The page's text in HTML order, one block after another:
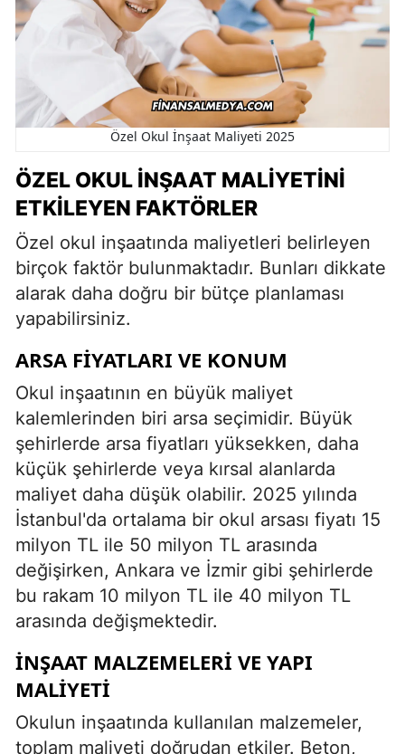
Özel Okul İnşaat Maliyeti 2025
ÖZEL OKUL İNŞAAT MALIYETINI
ETKILEYEN FAKTÖRLER
Özel okul inşaatında maliyetleri belirleyen
birçok faktör bulunmaktadır. Bunları dikkate
alarak daha doğru bir bütçe planlaması
yapabilirsiniz.
ARSA FIYATLARI VE KONUM
Okul inşaatının en büyük maliyet
kalemlerinden biri arsa seçimidir. Büyük
şehirlerde arsa fiyatları yüksekken, daha
küçük şehirlerde veya kırsal alanlarda
maliyet daha düşük olabilir. 2025 yılında
İstanbul'da ortalama bir okul arsası fiyatı 15
milyon TL ile 50 milyon TL arasında
değişirken, Ankara ve İzmir gibi şehirlerde
bu rakam 10 milyon TL ile 40 milyon TL
arasında değişmektedir.
İNŞAAT MALZEMELERI VE YAPI
MALIYETI
Okulun inşaatında kullanılan malzemeler,
toplam maliyeti doğrudan etkiler. Beton,